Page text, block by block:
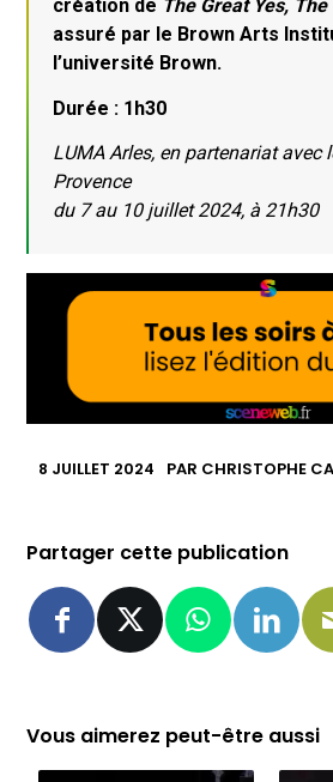
création de The Great Yes,
assuré par le Brown Arts
l’université Brown.
Durée : 1h30
LUMA Arles, en partenariat avec
Provence
du 7 au 10 juillet 2024, à 21h30
8 JUILLET 2024 PAR CHRISTOPHE
Partager cette publication
Vous aimerez peut-être aussi